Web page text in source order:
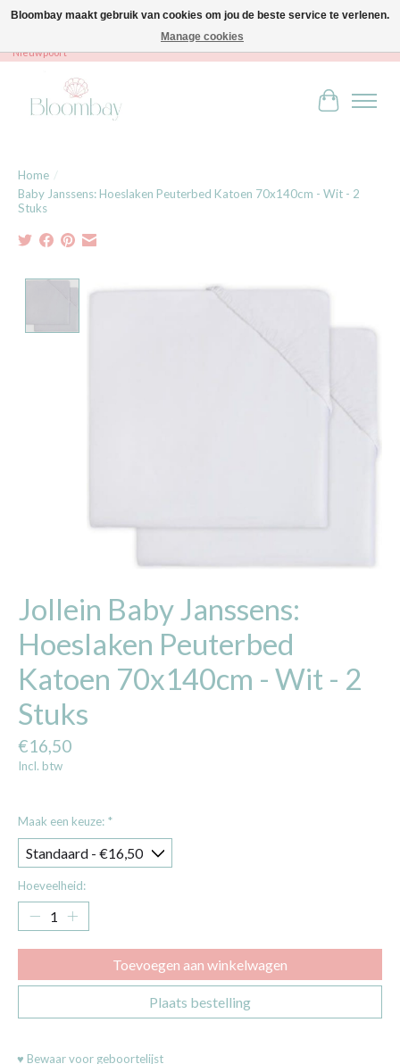
Bloombay - Babies & Kids - Bali home & interior - Robert Orlentpromenade 9A -
Nieuwpoort
Home /
Baby Janssens: Hoeslaken Peuterbed Katoen 70x140cm - Wit - 2
Stuks
Product image slideshow Items
Jollein Baby Janssens:
Hoeslaken Peuterbed
Katoen 70x140cm - Wit - 2
Stuks
€16,50
Incl. btw
Maak een keuze: *
Hoeveelheid:
Toevoegen aan winkelwagen
Plaats bestelling
♥ Bewaar voor geboortelijst
Bloombay maakt gebruik van cookies om jou de beste service te verlenen.
Manage cookies